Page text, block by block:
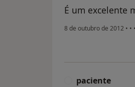
É um excelente
8 de outubro de 2012 • • •
paciente